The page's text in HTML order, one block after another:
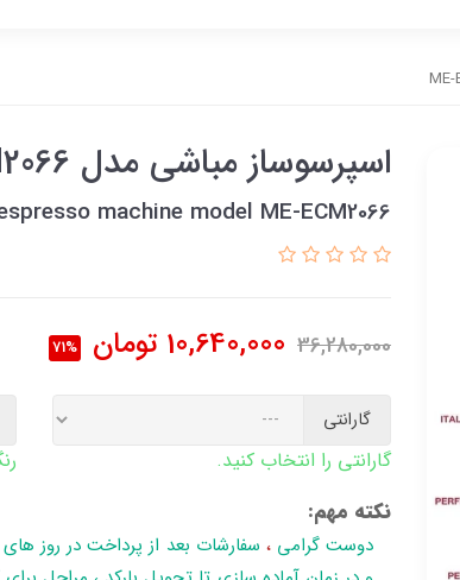
اسپرسوساز مباشی مدل ME-ECM2066
machine model ME-ECM2066
36,280,000
10,640,000 تومان 71%
گارانتی
گارانتی را انتخاب کنید.
نکته مهم:
دوست گرامی، سفارشات بعد از پرداخت در روز